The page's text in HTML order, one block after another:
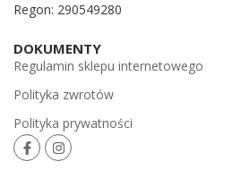
Regon: 290549280
DOKUMENTY
Regulamin sklepu internetowego
Polityka zwrotów
Polityka prywatności